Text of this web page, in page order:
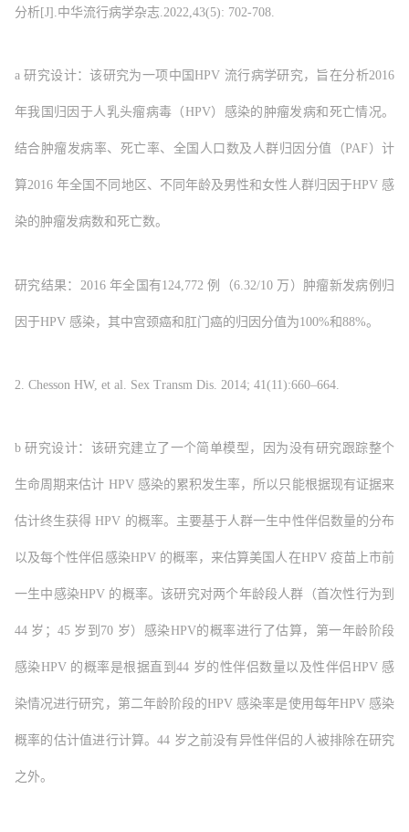
分析[J].中华流行病学杂志.2022,43(5): 702-708.
a 研究设计：该研究为一项中国HPV 流行病学研究，旨在分析2016
年我国归因于人乳头瘤病毒（HPV）感染的肿瘤发病和死亡情况。
结合肿瘤发病率、死亡率、全国人口数及人群归因分值（PAF）计
算2016 年全国不同地区、不同年龄及男性和女性人群归因于HPV 感
染的肿瘤发病数和死亡数。
研究结果：2016 年全国有124,772 例（6.32/10 万）肿瘤新发病例归
因于HPV 感染，其中宫颈癌和肛门癌的归因分值为100%和88%。
2. Chesson HW, et al. Sex Transm Dis. 2014; 41(11):660–664.
b 研究设计：该研究建立了一个简单模型，因为没有研究跟踪整个
生命周期来估计 HPV 感染的累积发生率，所以只能根据现有证据来
估计终生获得 HPV 的概率。主要基于人群一生中性伴侣数量的分布
以及每个性伴侣感染HPV 的概率，来估算美国人在HPV 疫苗上市前
一生中感染HPV 的概率。该研究对两个年龄段人群（首次性行为到
44 岁；45 岁到70 岁）感染HPV的概率进行了估算，第一年龄阶段
感染HPV 的概率是根据直到44 岁的性伴侣数量以及性伴侣HPV 感
染情况进行研究，第二年龄阶段的HPV 感染率是使用每年HPV 感染
概率的估计值进行计算。44 岁之前没有异性伴侣的人被排除在研究
之外。